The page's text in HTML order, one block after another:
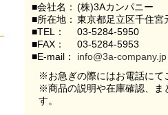
■会社名： (株)3Aカンパニー
■所在地： 東京都足立区千住
■TEL：
03-5284-5950
■FAX：
03-5284-5953
■E-mail：
info@3a-company.jp
※お急ぎの際にはお電話にて
※商品の説明や在庫確認、ま
す。